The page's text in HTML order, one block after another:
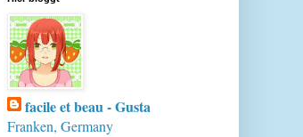
facile et beau - Gusta
Franken, Germany